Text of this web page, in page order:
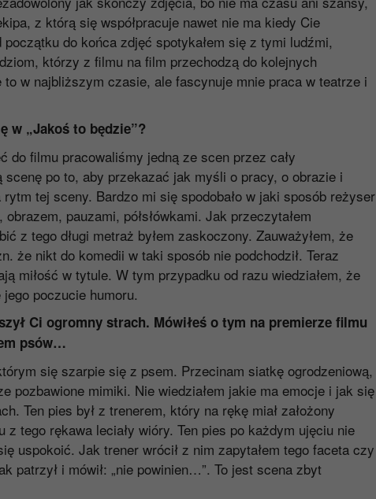
z którą się współpracuje nawet nie ma kiedy Cie
do końca zdjęć spotykałem się z tymi ludźmi,
którzy z filmu na film przechodzą do kolejnych
w najbliższym czasie, ale fascynuje mnie praca w teatrze i
w „Jakoś to będzie”?
do filmu pracowaliśmy jedną ze scen przez cały
scenę po to, aby przekazać jak myśli o pracy, o obrazie i
tej sceny. Bardzo mi się spodobało w jaki sposób reżyser
pauzami, półsłówkami. Jak przeczytałem
z tego długi metraż byłem zaskoczony. Zauważyłem, że
że nikt do komedii w taki sposób nie podchodził. Teraz
miłość w tytule. W tym przypadku od razu wiedziałem, że
poczucie humoru.
Ci ogromny strach. Mówiłeś o tym na premierze filmu
psów…
się szarpie się z psem. Przecinam siatkę ogrodzeniową,
pozbawione mimiki. Nie wiedziałem jakie ma emocje i jak się
Ten pies był z trenerem, który na rękę miał założony
tego rękawa leciały wióry. Ten pies po każdym ujęciu nie
uspokoić. Jak trener wrócił z nim zapytałem tego faceta czy
patrzył i mówił: „nie powinien…”. To jest scena zbyt